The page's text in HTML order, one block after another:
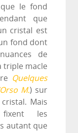
le fond
que
cristal est
fond dont
de
triple macle
Quelques
M.) sur
Mais
les
autant que